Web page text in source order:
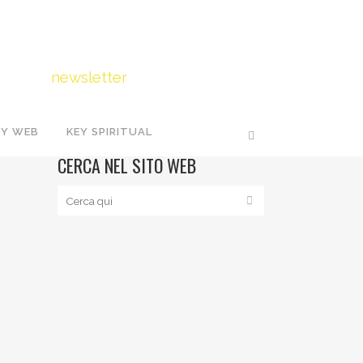
newsletter
WEB KEY SPIRITUAL
CERCA NEL SITO WEB